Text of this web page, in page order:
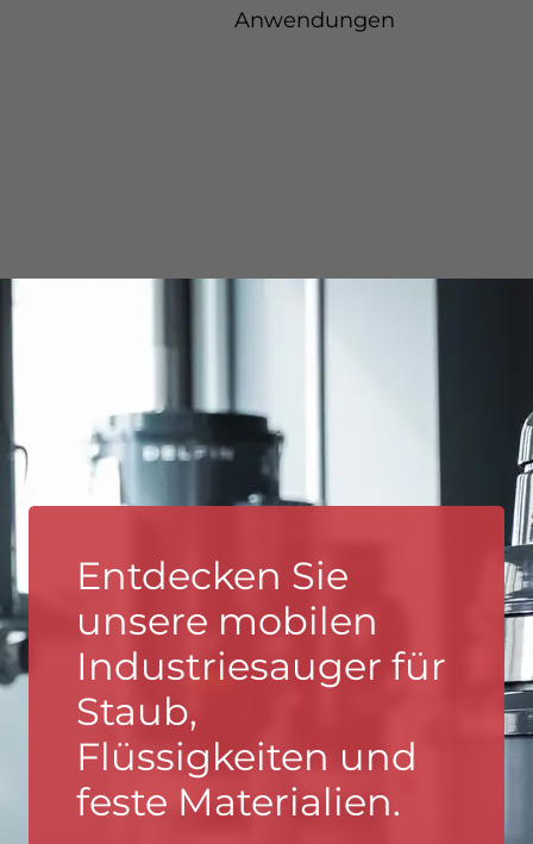
Anwendungen
Entdecken Sie
unsere mobilen
Industriesauger für
Staub,
Flüssigkeiten und
feste Materialien.